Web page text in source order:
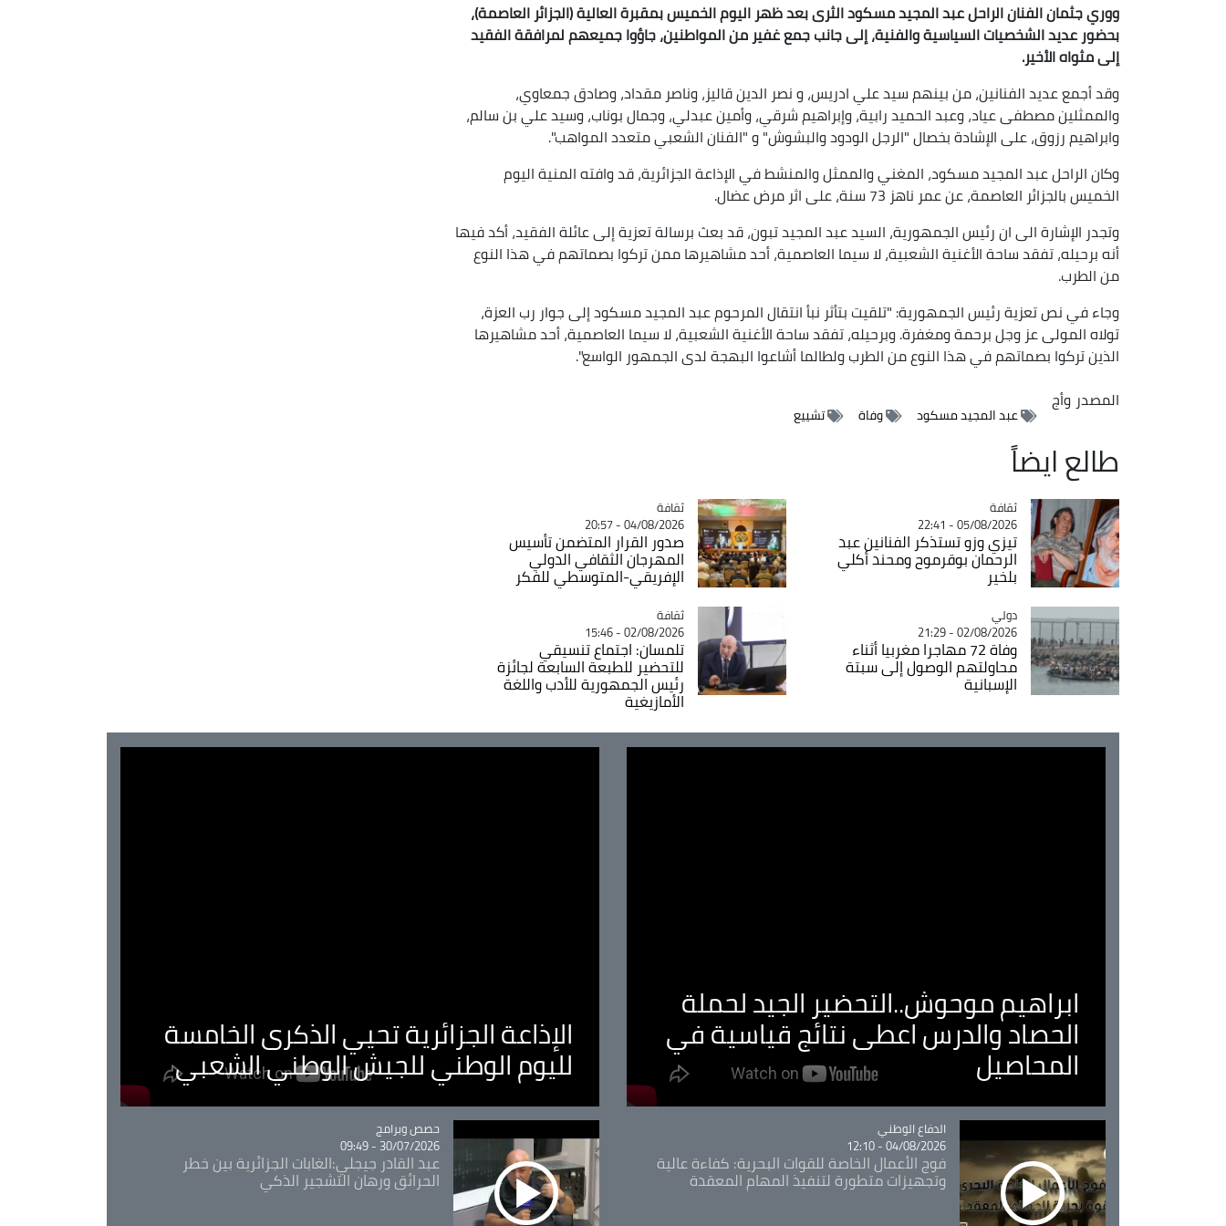
ووري جثمان الفنان الراحل عبد المجيد مسكود الثرى بعد ظهر اليوم الخميس بمقبرة العالية (الجزائر العاصمة)،
بحضور عديد الشخصيات السياسية والفنية، إلى جانب جمع غفير من المواطنين، جاؤوا جميعهم لمرافقة الفقيد
إلى مثواه الأخير.
وقد أجمع عديد الفنانين، من بينهم سيد علي ادريس، و نصر الدين قاليز، وناصر مقداد، وصادق جمعاوي،
والممثلين مصطفى عياد، وعبد الحميد رابية، وإبراهيم شرقي، وأمين عبدلي، وجمال بوناب، وسيد علي بن سالم،
وابراهيم رزوق، على الإشادة بخصال "الرجل الودود والبشوش" و "الفنان الشعبي متعدد المواهب".
وكان الراحل عبد المجيد مسكود، المغني والممثل والمنشط في الإذاعة الجزائرية، قد وافته المنية اليوم
الخميس بالجزائر العاصمة، عن عمر ناهز 73 سنة، على اثر مرض عضال.
وتجدر الإشارة الى ان رئيس الجمهورية، السيد عبد المجيد تبون، قد بعث برسالة تعزية إلى عائلة الفقيد، أكد فيها
أنه برحيله، تفقد ساحة الأغنية الشعبية، لا سيما العاصمية، أحد مشاهيرها ممن تركوا بصماتهم في هذا النوع
من الطرب.
وجاء في نص تعزية رئيس الجمهورية: "تلقيت بتأثر نبأ انتقال المرحوم عبد المجيد مسكود إلى جوار رب العزة،
تولاه المولى عز وجل برحمة ومغفرة. وبرحيله، تفقد ساحة الأغنية الشعبية، لا سيما العاصمية، أحد مشاهيرها
الذين تركوا بصماتهم في هذا النوع من الطرب ولطالما أشاعوا البهجة لدى الجمهور الواسع".
المصدر وأج
عبد المجيد مسكود وفاة تشييع
طالع ايضاً
Catégorie
ثقافة
05/08/2026 - 22:41
تيزي وزو تستذكر الفنانين عبد
الرحمان بوقرموح ومحند أكلي
بلخير
Catégorie
ثقافة
04/08/2026 - 20:57
صدور القرار المتضمن تأسيس
المهرجان الثقافي الدولي
الإفريقي-المتوسطي للفكر
Catégorie
دولي
02/08/2026 - 21:29
وفاة 72 مهاجرا مغربيا أثناء
محاولتهم الوصول إلى سبتة
الإسبانية
Catégorie
ثقافة
02/08/2026 - 15:46
تلمسان: اجتماع تنسيقي
للتحضير للطبعة السابعة لجائزة
رئيس الجمهورية للأدب واللغة
الأمازيغية
ابراهيم موحوش..التحضير الجيد لحملة
الحصاد والدرس اعطى نتائج قياسية في
المحاصيل
الإذاعة الجزائرية تحيي الذكرى الخامسة
لليوم الوطني للجيش الوطني الشعبي
Catégorie
الدفاع الوطني
04/08/2026 - 12:10
فوج الأعمال الخاصة للقوات البحرية: كفاءة عالية
وتجهيزات متطورة لتنفيذ المهام المعقدة
Catégorie
حصص وبرامج
30/07/2026 - 09:49
عبد القادر جيجلي:الغابات الجزائرية بين خطر
الحرائق ورهان التشجير الذكي